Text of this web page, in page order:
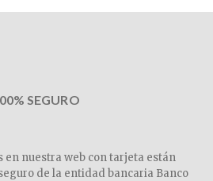
SEGURO
en nuestra web con tarjeta están
de la entidad bancaria Banco